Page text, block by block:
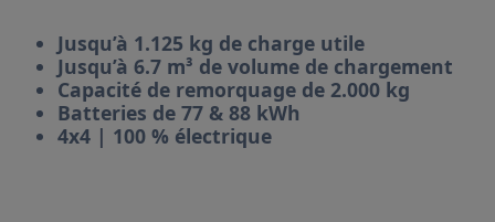
Jusqu’à 1.125 kg de charge utile
Jusqu’à 6.7 m³ de volume de chargement
Capacité de remorquage de 2.000 kg
Batteries de 77 & 88 kWh
4x4 | 100 % électrique